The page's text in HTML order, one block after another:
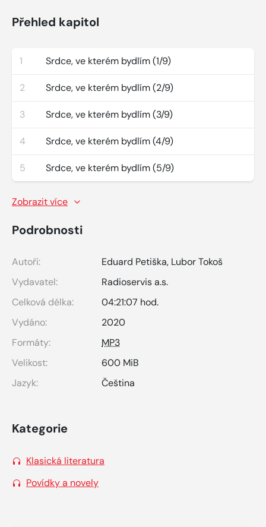
Přehled kapitol
1 Srdce, ve kterém bydlím (1/9)
2 Srdce, ve kterém bydlím (2/9)
3 Srdce, ve kterém bydlím (3/9)
4 Srdce, ve kterém bydlím (4/9)
5 Srdce, ve kterém bydlím (5/9)
Zobrazit více
Podrobnosti
Autoři: Eduard Petiška, Lubor Tokoš
Vydavatel:
Radioservis a.s.
Celková délka:
04:21:07 hod.
Vydáno:
2020
Formáty:
MP3
Velikost:
600 MiB
Jazyk:
Čeština
Kategorie
Klasická literatura
Povídky a novely